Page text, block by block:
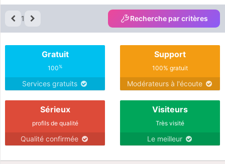
1 Recherche par critères
Gratuit
100%
Services gratuits
Support
100% gratuit
Modérateurs à l'écoute
Sérieux
profils de qualité
Qualité confirmée
Visiteurs
Très visité
Le meilleur